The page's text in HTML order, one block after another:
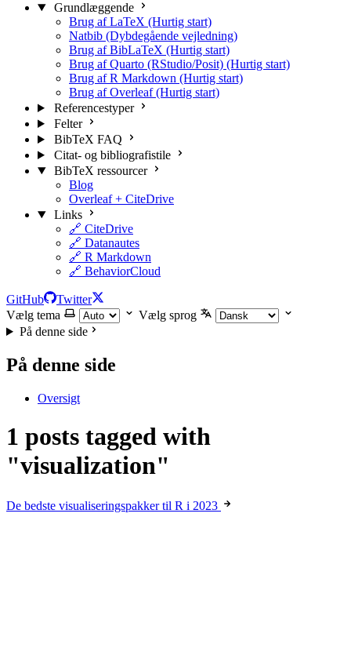
Grundlæggende
Brug af LaTeX (Hurtig start)
Natbib (Dybdegående vejledning)
Brug af BibLaTeX (Hurtig start)
Brug af Quarto (RStudio/Posit) (Hurtig start)
Brug af R Markdown (Hurtig start)
Brug af Overleaf (Hurtig start)
Referencestyper
Felter
BibTeX FAQ
Citat- og bibliografistile
BibTeX ressourcer
Blog
Overleaf + CiteDrive
Links
🔗 CiteDrive
🔗 Datanautes
🔗 R Markdown
🔗 BehaviorCloud
GitHub
Twitter
Vælg tema
Vælg sprog
På denne side
På denne side
Oversigt
1 posts tagged with
"visualization"
De bedste visualiseringspakker til R i 2023